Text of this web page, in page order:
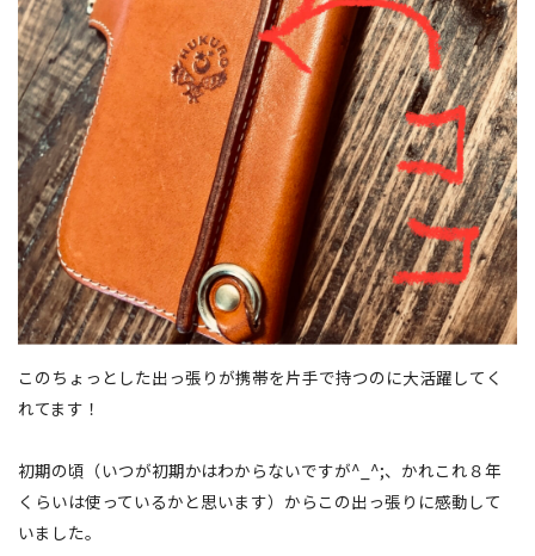
このちょっとした出っ張りが携帯を片手で持つのに大活躍してく
れてます！
初期の頃（いつが初期かはわからないですが^_^;、かれこれ８年
くらいは使っているかと思います）からこの出っ張りに感動して
いました。